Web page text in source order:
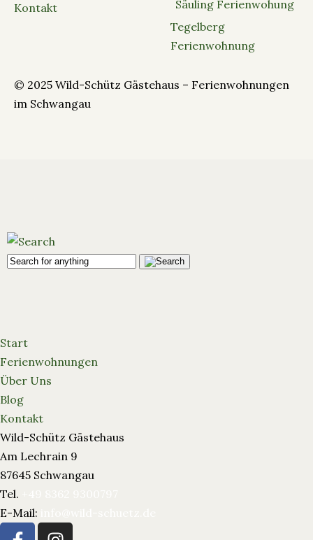
Kontakt
Säuling Ferienwohung
Tegelberg
Ferienwohnung
© 2025 Wild-Schütz Gästehaus – Ferienwohnungen
im Schwangau
Start
Ferienwohnungen
Über Uns
Blog
Kontakt
Wild-Schütz Gästehaus
Am Lechrain 9
87645 Schwangau
Tel.
E-Mail: